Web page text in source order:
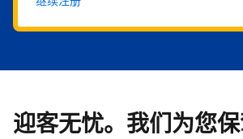
迎客无忧。我们为您